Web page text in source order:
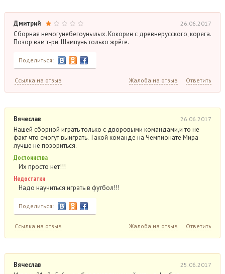
Дмитрий 26.06.2017
Сборная немогунебегоунылых. Кокорин с древнерусского, коряга.
Позор вам т-ри. Шампунь только жрёте.
Поделиться:
Ссылка на отзыв Жалоба на отзыв Ответить
Вячеслав 26.06.2017
Нашей сборной играть только с дворовыми командами,и то не
факт что смогут выиграть. Такой команде на Чемпионате Мира
лучше не позориться.
Достоинства
Их просто нет!!!
Недостатки
Надо научиться играть в футбол!!!
Поделиться:
Ссылка на отзыв Жалоба на отзыв Ответить
Вячеслав 25.06.2017